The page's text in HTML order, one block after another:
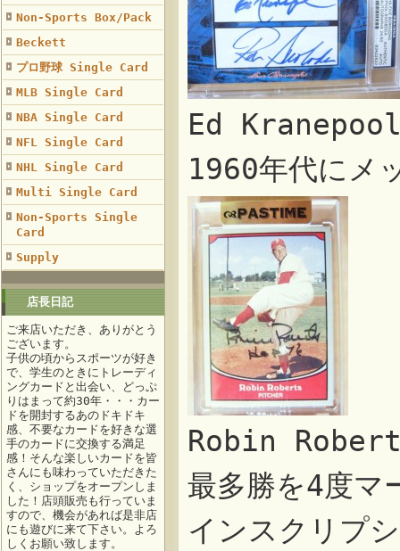
Non-Sports Box/Pack
Beckett
プロ野球 Single Card
MLB Single Card
NBA Single Card
NFL Single Card
NHL Single Card
Multi Single Card
Non-Sports Single
Card
Supply
店長日記
ご来店いただき、ありがとう
ございます。
子供の頃からスポーツが好き
で、学生のときにトレーディ
ングカードと出会い、どっぷ
りはまって約30年・・・カー
ドを開封するあのドキドキ
感、不要なカードを好きな選
手のカードに交換する満足
感！そんな楽しいカードを皆
さんにも味わっていただきた
く、ショップをオープンしま
した！店頭販売も行っていま
すので、機会があれば是非店
にも遊びに来て下さい。よろ
しくお願い致します。
Ed
1960年代にメ
Robin
最多勝を4度マ
インスクリプ